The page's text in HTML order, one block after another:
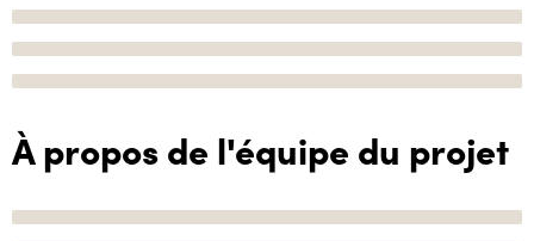
À propos de l'équipe du projet